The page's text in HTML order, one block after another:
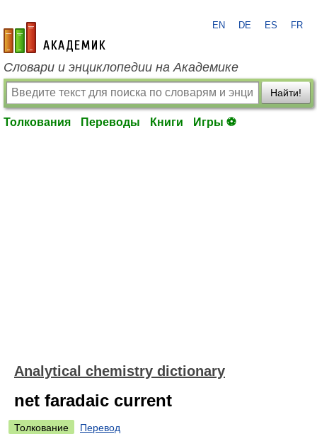
academic.ru
EN DE ES FR
Словари и энциклопедии на Академике
Найти!
Толкования Переводы Книги Игры ⚽
Analytical chemistry dictionary
net faradaic current
Толкование
Перевод